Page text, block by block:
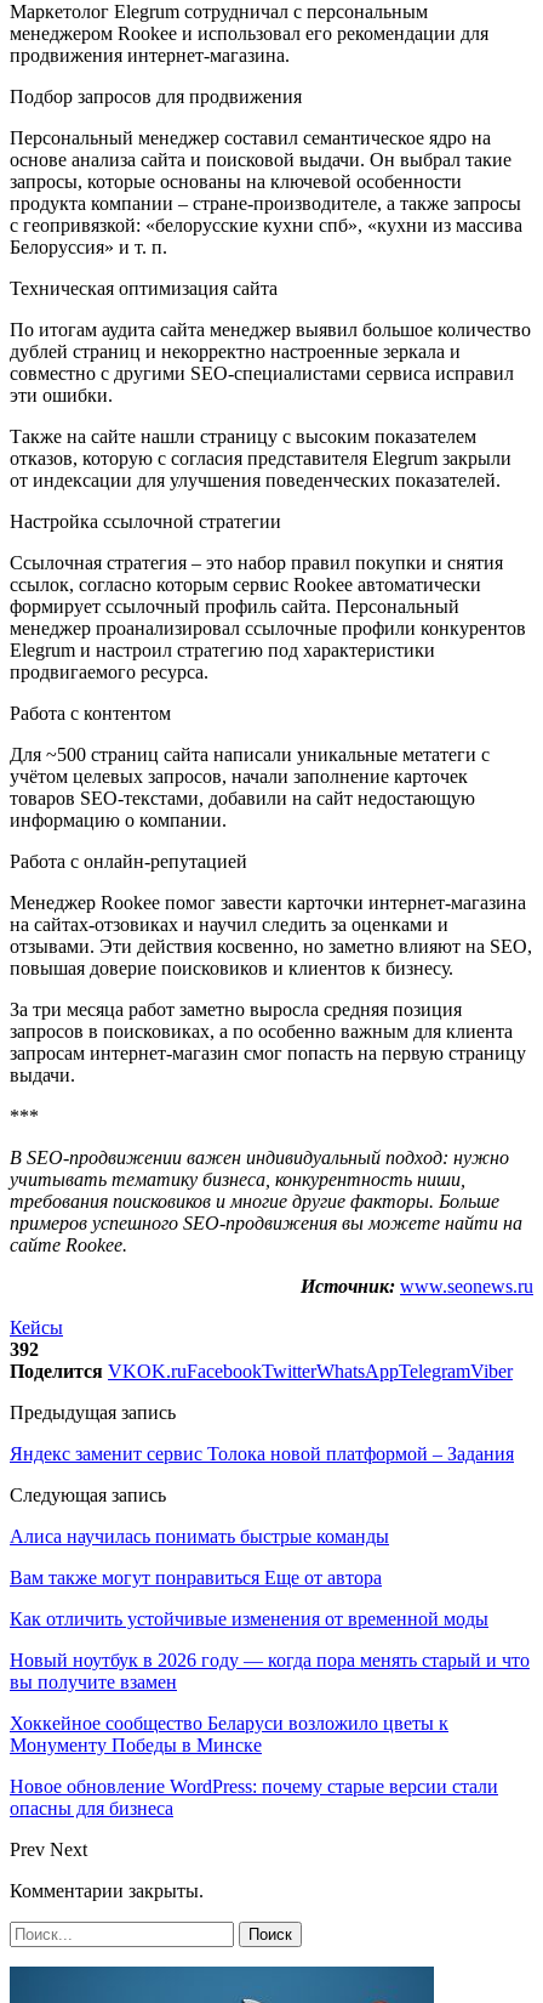
Маркетолог Elegrum сотрудничал с персональным
менеджером Rookee и использовал его рекомендации для
продвижения интернет-магазина.
Подбор запросов для продвижения
Персональный менеджер составил семантическое ядро на
основе анализа сайта и поисковой выдачи. Он выбрал такие
запросы, которые основаны на ключевой особенности
продукта компании – стране-производителе, а также запросы
с геопривязкой: «белорусские кухни спб», «кухни из массива
Белоруссия» и т. п.
Техническая оптимизация сайта
По итогам аудита сайта менеджер выявил большое количество
дублей страниц и некорректно настроенные зеркала и
совместно с другими SEO-специалистами сервиса исправил
эти ошибки.
Также на сайте нашли страницу с высоким показателем
отказов, которую с согласия представителя Elegrum закрыли
от индексации для улучшения поведенческих показателей.
Настройка ссылочной стратегии
Ссылочная стратегия – это набор правил покупки и снятия
ссылок, согласно которым сервис Rookee автоматически
формирует ссылочный профиль сайта. Персональный
менеджер проанализировал ссылочные профили конкурентов
Elegrum и настроил стратегию под характеристики
продвигаемого ресурса.
Работа с контентом
Для ~500 страниц сайта написали уникальные метатеги с
учётом целевых запросов, начали заполнение карточек
товаров SEO-текстами, добавили на сайт недостающую
информацию о компании.
Работа с онлайн-репутацией
Менеджер Rookee помог завести карточки интернет-магазина
на сайтах-отзовиках и научил следить за оценками и
отзывами. Эти действия косвенно, но заметно влияют на SEO,
повышая доверие поисковиков и клиентов к бизнесу.
За три месяца работ заметно выросла средняя позиция
запросов в поисковиках, а по особенно важным для клиента
запросам интернет-магазин смог попасть на первую страницу
выдачи.
***
В SEO-продвижении важен индивидуальный подход: нужно
учитывать тематику бизнеса, конкурентность ниши,
требования поисковиков и многие другие факторы. Больше
примеров успешного SEO-продвижения вы можете найти на
сайте Rookee.
Источник: www.seonews.ru
Кейсы
392
Поделится VKOK.ruFacebookTwitterWhatsAppTelegramViber
Предыдущая запись
Яндекс заменит сервис Толока новой платформой – Задания
Следующая запись
Алиса научилась понимать быстрые команды
Вам также могут понравиться Еще от автора
Как отличить устойчивые изменения от временной моды
Новый ноутбук в 2026 году — когда пора менять старый и что
вы получите взамен
Хоккейное сообщество Беларуси возложило цветы к
Монументу Победы в Минске
Новое обновление WordPress: почему старые версии стали
опасны для бизнеса
Prev Next
Комментарии закрыты.